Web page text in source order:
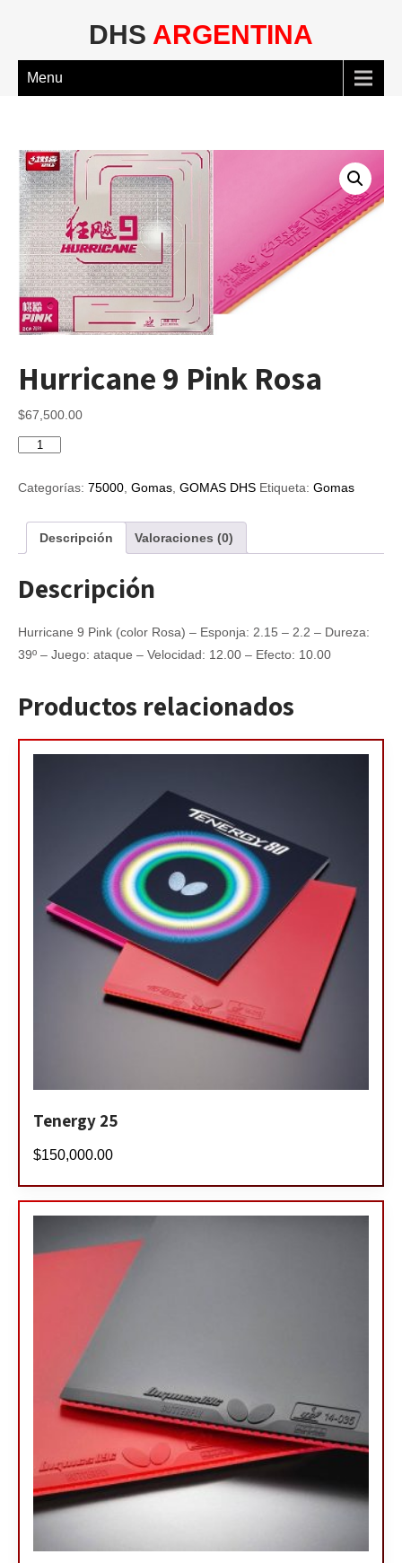
DHS ARGENTINA
Menu
Hurricane 9 Pink Rosa
$67,500.00
Hurricane
Rosa
Categorías: 75000 Gomas GOMAS DHS Etiqueta: Gomas
Descripción Valoraciones (0)
Descripción
Hurricane 9 Pink (color Rosa) – Esponja: 2.15 – 2.2 – Dureza:
39º – Juego: ataque – Velocidad: 12.00 – Efecto: 10.00
Productos relacionados
Tenergy 25
$150,000.00